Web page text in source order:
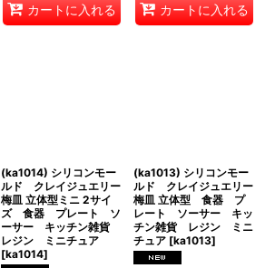
カートに入れる カートに入れる
(ka1014) シリコンモー
ルド クレイジュエリー
梅皿 立体型ミニ 2サイ
ズ 食器 プレート ソ
ーサー キッチン雑貨
レジン ミニチュア
[ka1014]
(ka1013) シリコンモー
ルド クレイジュエリー
梅皿 立体型 食器 プ
レート ソーサー キッ
チン雑貨 レジン ミニ
チュア [ka1013]